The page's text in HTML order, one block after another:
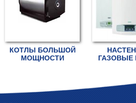
КОТЛЫ БОЛЬШОЙ
МОЩНОСТИ
ГАЗОВЫЕ